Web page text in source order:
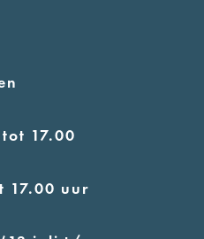
17.00
17.00 uur